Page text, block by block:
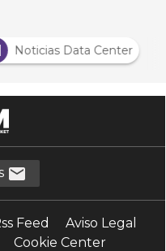
Noticias Data Center
Feed
Aviso Legal
Cookie Center